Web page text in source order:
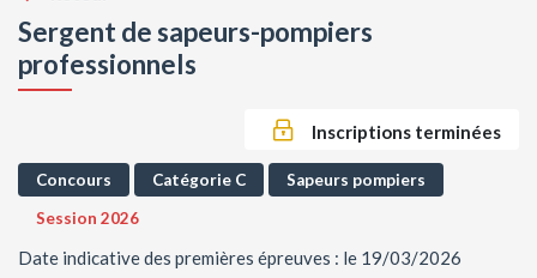
Sergent de sapeurs-pompiers
professionnels
Inscriptions terminées
Concours Catégorie C
Sapeurs pompiers
Session 2026
Date indicative des premières épreuves : le 19/03/2026